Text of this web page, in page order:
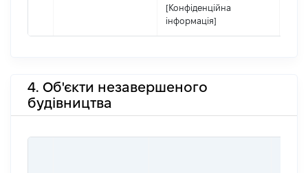
[Конфіденційна
інформація]
4. Об'єкти незавершеного
будівництва